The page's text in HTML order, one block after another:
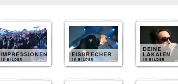
IMPRESSIONEN
15 BILDER
EISBRECHER
15 BILDER
DEINE
LAKAIEN
15 BILDER